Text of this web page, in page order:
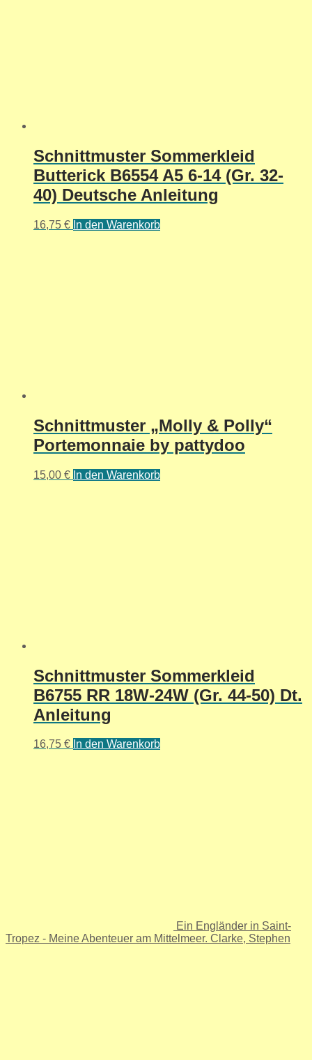
Schnittmuster Sommerkleid
Butterick B6554 A5 6-14 (Gr. 32-
40) Deutsche Anleitung
16,75 € In den Warenkorb
Schnittmuster „Molly & Polly“
Portemonnaie by pattydoo
15,00 € In den Warenkorb
Schnittmuster Sommerkleid
B6755 RR 18W-24W (Gr. 44-50) Dt.
Anleitung
16,75 € In den Warenkorb
Ein Engländer in Saint-
Tropez - Meine Abenteuer am Mittelmeer. Clarke, Stephen